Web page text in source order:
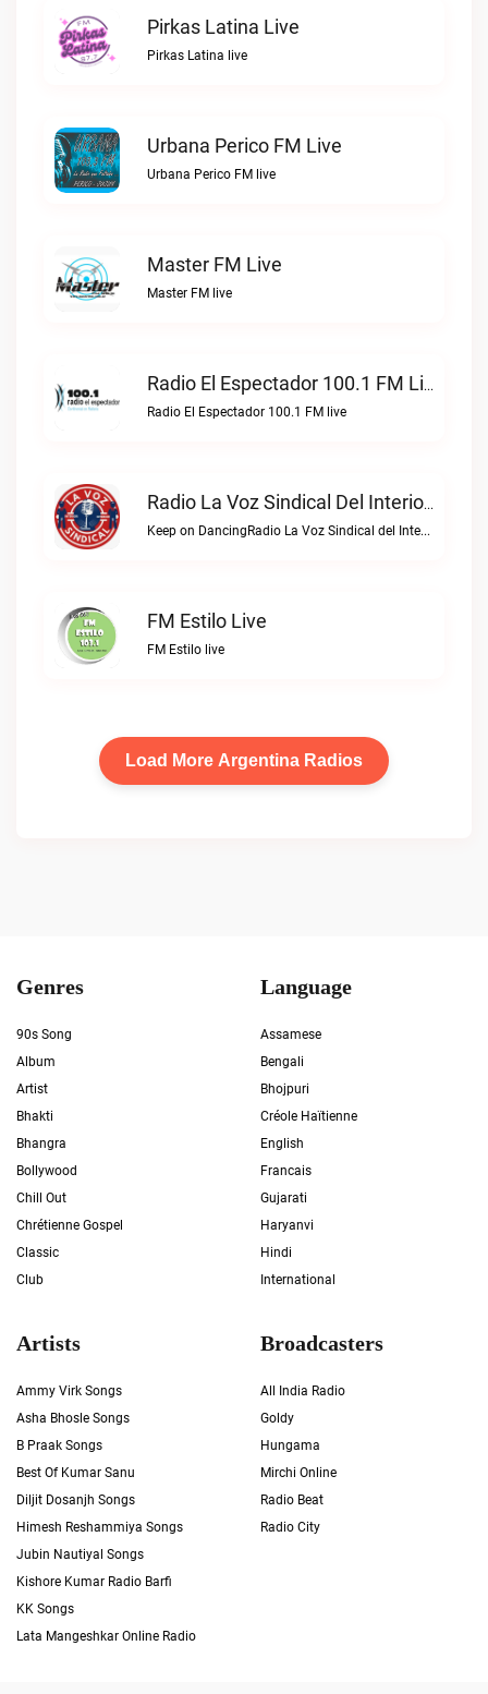
Pirkas Latina Live
Pirkas Latina live
Urbana Perico FM Live
Urbana Perico FM live
Master FM Live
Master FM live
Radio El Espectador 100.1 FM Live
Radio El Espectador 100.1 FM live
Radio La Voz Sindical Del Interior Live
Keep on DancingRadio La Voz Sindical del Interior live
FM Estilo Live
FM Estilo live
Load More Argentina Radios
Genres
90s Song
Album
Artist
Bhakti
Bhangra
Bollywood
Chill Out
Chrétienne Gospel
Classic
Club
Language
Assamese
Bengali
Bhojpuri
Créole Haïtienne
English
Francais
Gujarati
Haryanvi
Hindi
International
Artists
Ammy Virk Songs
Asha Bhosle Songs
B Praak Songs
Best Of Kumar Sanu
Diljit Dosanjh Songs
Himesh Reshammiya Songs
Jubin Nautiyal Songs
Kishore Kumar Radio Barfi
KK Songs
Lata Mangeshkar Online Radio
Broadcasters
All India Radio
Goldy
Hungama
Mirchi Online
Radio Beat
Radio City